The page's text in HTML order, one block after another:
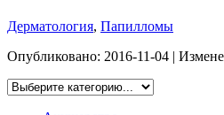
Дерматология, Папилломы
Опубликовано: 2016-11-04 |